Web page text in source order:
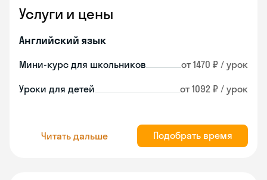
Услуги и цены
Английский язык
Мини-курс для школьников от 1470 ₽ / урок
Уроки для детей от 1092 ₽ / урок
Читать дальше Подобрать время